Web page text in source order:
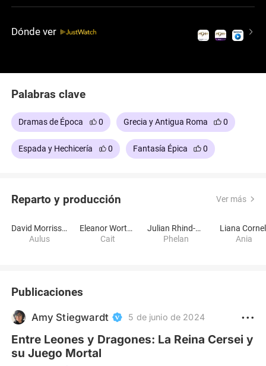
Dónde ver
Palabras clave
Dramas de Época 0 Grecia y Antigua Roma 0
Espada y Hechicería 0 Fantasía Épica 0
Reparto y producción Ver más
David Morrissey
Aulus
Eleanor Worthington-Cox
Cait
Julian Rhind-Tutt
Phelan
Liana
Ania
Publicaciones
Amy Stiegwardt 5 de junio de 2024
Entre Leones y Dragones: La Reina Cersei y
su Juego Mortal